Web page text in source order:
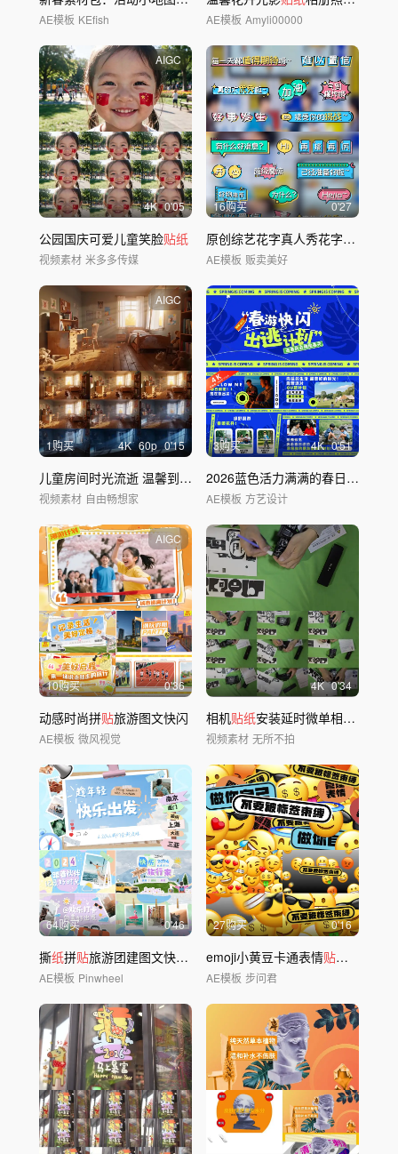
AE模板 KEfish AE模板 Amyli00000
AIGC
4K 0'05
公园国庆可爱儿童笑脸贴纸
视频素材 米多多传媒
16购买 0'27
原创综艺花字真人秀花字动画
AE模板 贩卖美好
AIGC
1购买 4K 60p 0'15
儿童房间时光流逝 温馨到空荡
视频素材 自由畅想家
3购买 4K 0'51
2026蓝色活力满满的春日生活
AE模板 方艺设计
AIGC
10购买 0'36
动感时尚拼贴旅游图文快闪
AE模板 微风视觉
4K 0'34
相机贴纸安装延时微单相机保护膜
视频素材 无所不拍
64购买 0'46
撕纸拼贴旅游团建图文快闪模板02
AE模板 Pinwheel
27购买 0'16
emoji小黄豆卡通表情贴纸
AE模板 步问君